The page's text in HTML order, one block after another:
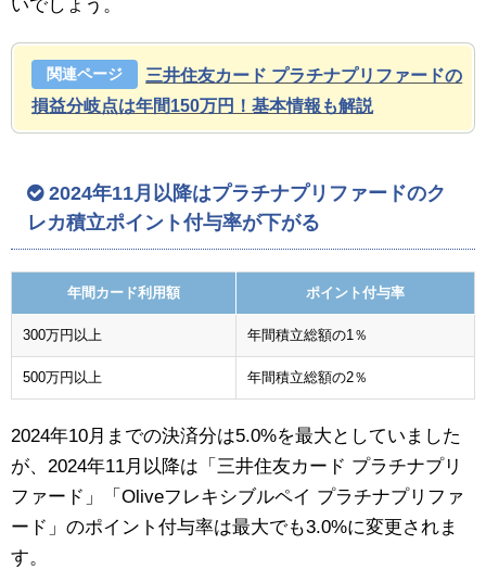
いでしょう。
三井住友カード プラチナプリファードの
損益分岐点は年間150万円！基本情報も解説
2024年11月以降はプラチナプリファードのク
レカ積立ポイント付与率が下がる
年間カード利用額 ポイント付与率
300万円以上 年間積立総額の1％
500万円以上 年間積立総額の2％
2024年10月までの決済分は5.0%を最大としていました
が、2024年11月以降は「三井住友カード プラチナプリ
ファード」「Oliveフレキシブルペイ プラチナプリファ
ード」のポイント付与率は最大でも3.0%に変更されま
す。